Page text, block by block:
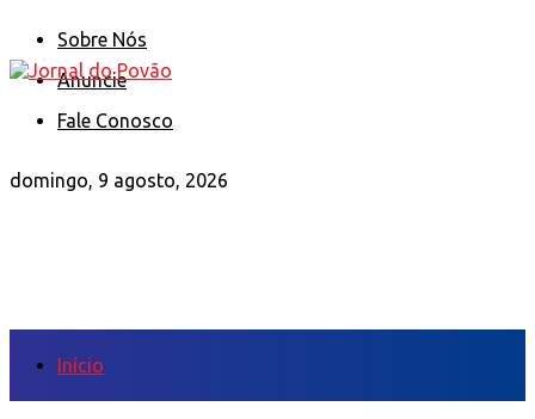
Sobre Nós
Anuncie
Fale Conosco
domingo, 9 agosto, 2026
Início